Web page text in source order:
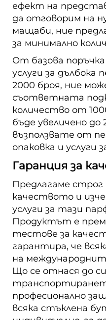
ефект на
да отговорим на
мащаби, ние
за минимално
От базова
услуги за дълбока
2000 броя, ние
съответната
количество от
бъде увеличено до
възползвате от
опаковка и услуги
Гаранция за
Предлагаме строг
качеството и
услуги за тази
Продуктът е
тестове за
гарантира, че
на
Що се отнася до
професионално
всяка стъклена